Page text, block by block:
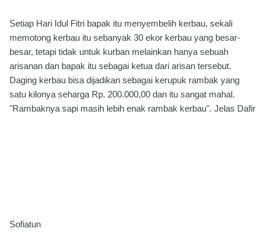
Setiap Hari Idul Fitri bapak itu menyembelih kerbau, sekali
memotong kerbau itu sebanyak 30 ekor kerbau yang besar-
besar, tetapi tidak untuk kurban melainkan hanya sebuah
arisanan dan bapak itu sebagai ketua dari arisan tersebut.
Daging kerbau bisa dijadikan sebagai kerupuk rambak yang
satu kilonya seharga Rp. 200.000,00 dan itu sangat mahal.
"Rambaknya sapi masih lebih enak rambak kerbau". Jelas Dafir
Sofiatun